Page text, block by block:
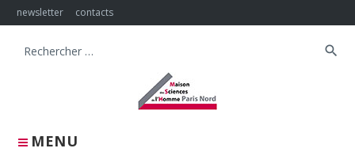
Skip
to
newsletter contacts
MENU
Search
search